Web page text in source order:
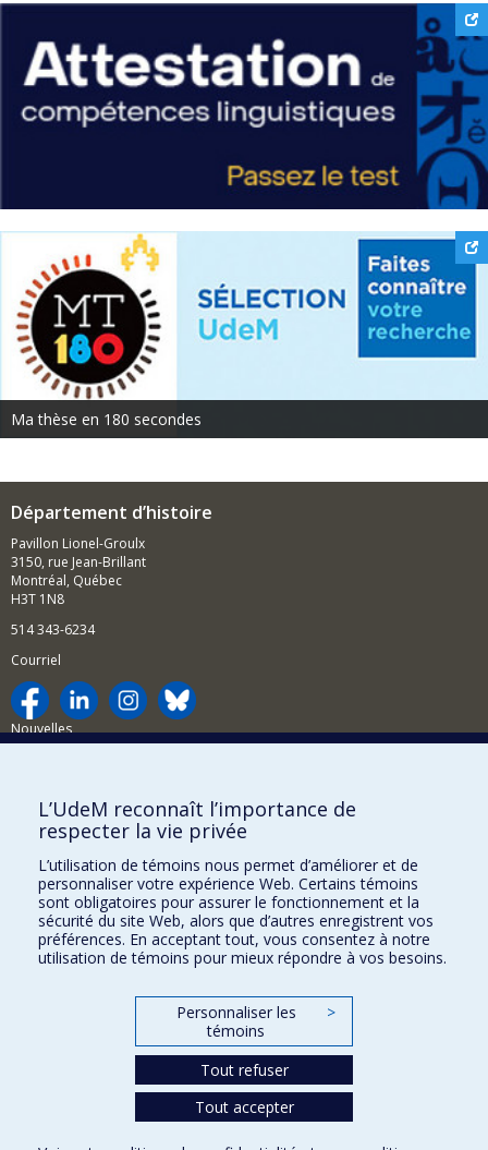
Ma thèse en 180 secondes
Département d’histoire
Pavillon Lionel-Groulx
3150, rue Jean-Brillant
Montréal, Québec
H3T 1N8
514 343-6234
Courriel
Nouvelles
Comment soutenir le Département?
BESOIN D'AIDE?
Plan du site
Signaler une erreur
Accessibilité
FACULTÉ DES ARTS ET DES SCIENCES
Nos départements et écoles
L’UdeM reconnaît l’importance de
respecter la vie privée
L’utilisation de témoins nous permet d’améliorer et de
personnaliser votre expérience Web. Certains témoins
sont obligatoires pour assurer le fonctionnement et la
sécurité du site Web, alors que d’autres enregistrent vos
préférences. En acceptant tout, vous consentez à notre
utilisation de témoins pour mieux répondre à vos besoins.
Personnaliser les
témoins
>
Tout refuser
Tout accepter